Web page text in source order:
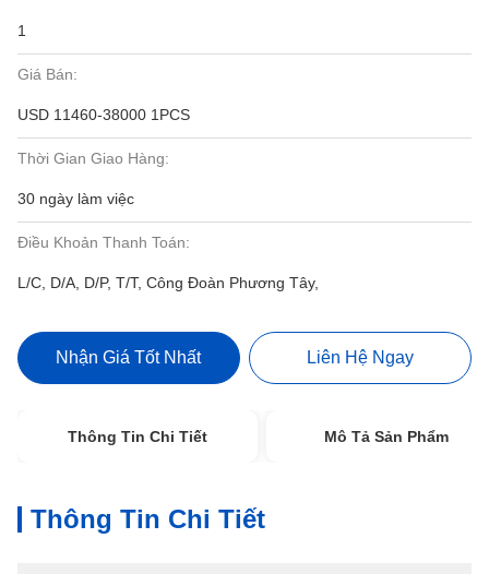
1
Giá Bán:
USD 11460-38000 1PCS
Thời Gian Giao Hàng:
30 ngày làm việc
Điều Khoản Thanh Toán:
L/C, D/A, D/P, T/T, Công Đoàn Phương Tây,
Nhận Giá Tốt Nhất Liên Hệ Ngay
Thông Tin Chi Tiết Mô Tả Sản Phẩm
Thông Tin Chi Tiết